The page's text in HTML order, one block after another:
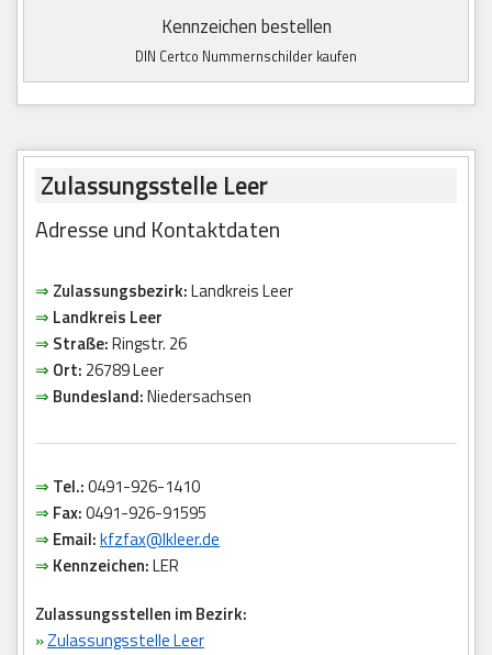
Kennzeichen bestellen
DIN Certco Nummernschilder kaufen
Zulassungsstelle Leer
Adresse und Kontaktdaten
⇒ Zulassungsbezirk:Landkreis Leer
⇒ Landkreis Leer
⇒ Straße:Ringstr. 26
⇒ Ort: 26789 Leer
⇒ Bundesland:Niedersachsen
⇒ Tel.:0491-926-1410
⇒ Fax:0491-926-91595
⇒ Email:kfzfax@lkleer.de
⇒ Kennzeichen:LER
Zulassungsstellen im Bezirk:
»Zulassungsstelle Leer